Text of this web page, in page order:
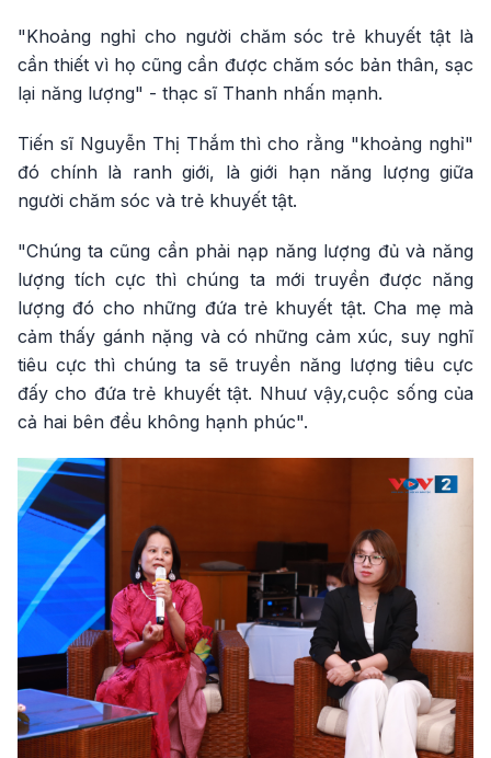
"Khoảng nghỉ cho người chăm sóc trẻ khuyết tật là
cần thiết vì họ cũng cần được chăm sóc bản thân, sạc
lại năng lượng" - thạc sĩ Thanh nhấn mạnh.
Tiến sĩ Nguyễn Thị Thắm thì cho rằng "khoảng nghỉ"
đó chính là ranh giới, là giới hạn năng lượng giữa
người chăm sóc và trẻ khuyết tật.
"Chúng ta cũng cần phải nạp năng lượng đủ và năng
lượng tích cực thì chúng ta mới truyền được năng
lượng đó cho những đứa trẻ khuyết tật. Cha mẹ mà
cảm thấy gánh nặng và có những cảm xúc, suy nghĩ
tiêu cực thì chúng ta sẽ truyền năng lượng tiêu cực
đấy cho đứa trẻ khuyết tật. Nhuư vậy,cuộc sống của
cả hai bên đều không hạnh phúc".